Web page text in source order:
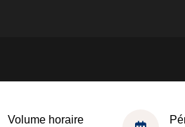
Volume horaire